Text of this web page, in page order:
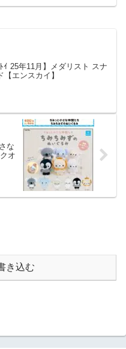
ﾄｲ 25年11月】メダリスト スナ
【エンスカイ】
な
オ
き込む